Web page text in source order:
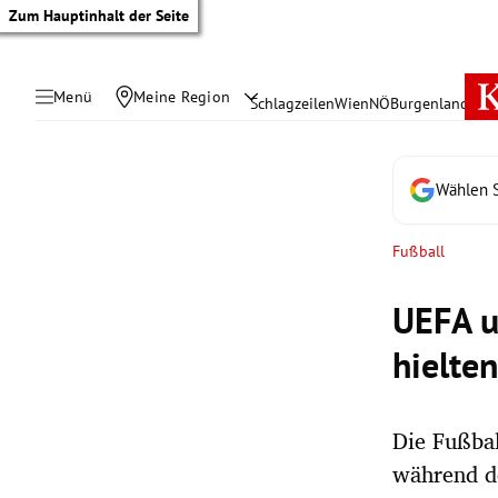
Zum Hauptinhalt der Seite
Menü Meine Region SchlagzeilenWienNÖBurgenland
Wählen
Fußball
UEFA
Die
während